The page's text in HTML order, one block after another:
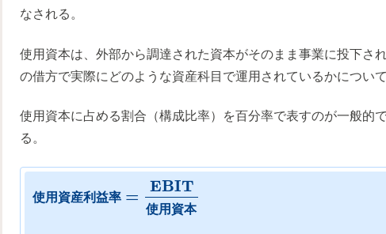
なされる。
使用資本は、外部から調達された資本がそのまま事業に投下さ
の借方で実際にどのような資産科目で運用されているかについ
使用資本に占める割合（構成比率）を百分率で表すのが一般的
る。
使用 資産利益率 =
EBIT
使用 資本